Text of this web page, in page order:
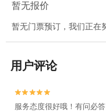
暂无报价
暂无门票预订，我们正在
用户评论


服务态度很好哦！有问必